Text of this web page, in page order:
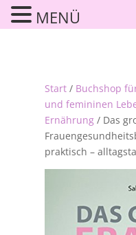
Start/ Buchshop
und femininen
Ernährung/ Das
praktisch –
MENÜ